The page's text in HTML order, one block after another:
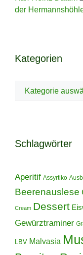
der
Kategorien
Kategorien
Schlagwörter
Aperitif Assyrtiko
Beerenauslese
Cream Dessert
Gewürztraminer
LBV Malvasia